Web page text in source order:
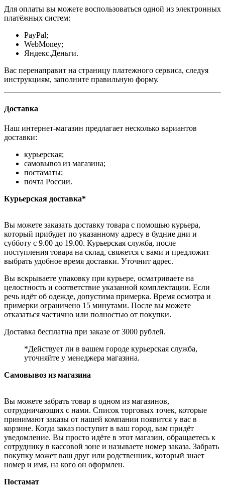
Для оплаты вы можете воспользоваться одной из электронных
платёжных систем:
PayPal;
WebMoney;
Яндекс.Деньги.
Вас перенаправит на страницу платежного сервиса, следуя
инструкциям, заполните правильную форму.
Доставка
Наш интернет-магазин предлагает несколько вариантов
доставки:
курьерская;
самовывоз из магазина;
постаматы;
почта России.
Курьерская доставка*
Вы можете заказать доставку товара с помощью курьера,
который прибудет по указанному адресу в будние дни и
субботу с 9.00 до 19.00. Курьерская служба, после
поступления товара на склад, свяжется с вами и предложит
выбрать удобное время доставки. Уточнит адрес.
Вы вскрываете упаковку при курьере, осматриваете на
целостность и соответствие указанной комплектации. Если
речь идёт об одежде, допустима примерка. Время осмотра и
примерки ограничено 15 минутами. После вы можете
отказаться частично или полностью от покупки.
Доставка бесплатна при заказе от 3000 рублей.
*Действует ли в вашем городе курьерская служба,
уточняйте у менеджера магазина.
Самовывоз из магазина
Вы можете забрать товар в одном из магазинов,
сотрудничающих с нами. Список торговых точек, которые
принимают заказы от нашей компании появится у вас в
корзине. Когда заказ поступит в ваш город, вам придёт
уведомление. Вы просто идёте в этот магазин, обращаетесь к
сотруднику в кассовой зоне и называете номер заказа. Забрать
покупку может ваш друг или родственник, который знает
номер и имя, на кого он оформлен.
Постамат